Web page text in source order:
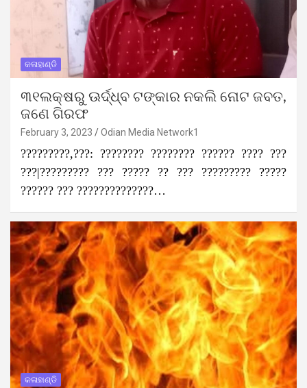
କଳାହାଣ୍ଡି
୩୧ଲକ୍ଷରୁ ଊର୍ଦ୍ଧ୍ବ ଟଙ୍କାର ନକଲି ନୋଟ ଜବତ,
ଜଣେ ଗିରଫ
February 3, 2023 Odian Media Network1
?????????,???: ???????? ???????? ?????? ???? ???
???|????????? ??? ????? ?? ??? ????????? ?????
?????? ??? ??????????????…
କଳାହାଣ୍ଡି